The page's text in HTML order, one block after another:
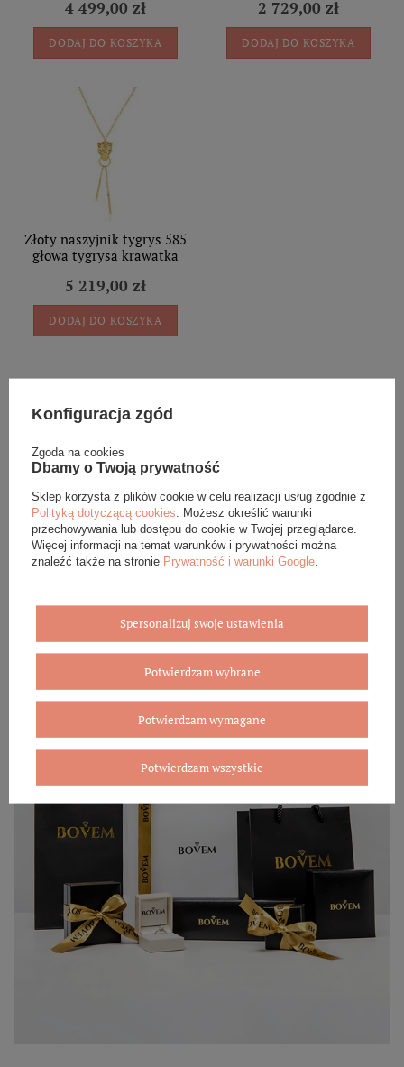
4 499,00 zł
DODAJ DO KOSZYKA
2 729,00 zł
DODAJ DO KOSZYKA
Złoty naszyjnik tygrys 585
głowa tygrysa krawatka
5 219,00 zł
DODAJ DO KOSZYKA
Eleganckie opakowanie gratis
Biżuterię i zegarki zakupione w sklepie internetowym
BOVEM otrzymasz jako gotowy do wręczenia upominek. Do
każdego zamówienia dołączamy pudełko ze skóry
ekologicznej oraz elegancką torebkę. Rozmiary i wzory
mogą się różnić ze względu na wybrany asortyment.
WYBIERZ PREZENT
Konfiguracja zgód
Zgoda na cookies
Dbamy o Twoją prywatność
Sklep korzysta z plików cookie w celu realizacji usług zgodnie z
Polityką dotyczącą cookies . Możesz określić warunki
przechowywania lub dostępu do cookie w Twojej przeglądarce.
Więcej informacji na temat warunków i prywatności można
znaleźć także na stronie Prywatność i warunki Google
Spersonalizuj swoje ustawienia
Potwierdzam wybrane
Potwierdzam wymagane
Potwierdzam wszystkie